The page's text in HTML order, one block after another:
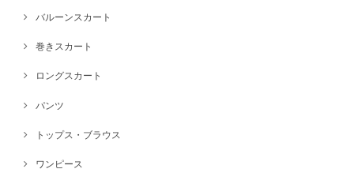
バルーンスカート
巻きスカート
ロングスカート
パンツ
トップス・ブラウス
ワンピース